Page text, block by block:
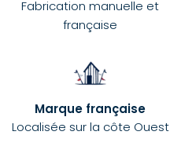
Fabrication manuelle et
française
Marque française
Localisée sur la côte Ouest